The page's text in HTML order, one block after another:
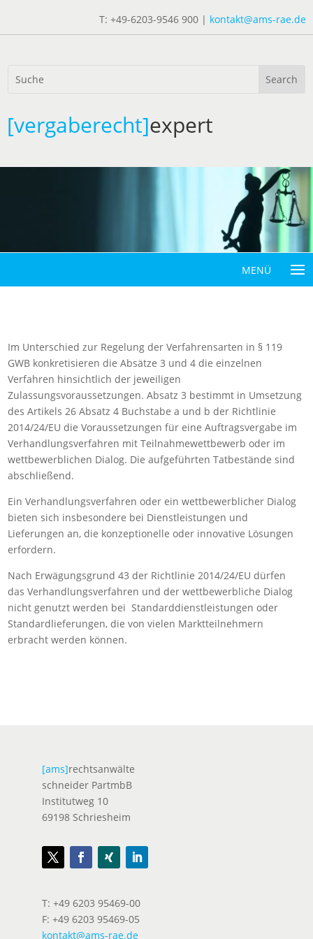
T: +49-6203-9546 900 | kontakt@ams-rae.de
[vergaberecht]expert
Im Unterschied zur Regelung der Verfahrensarten in § 119
GWB konkretisieren die Absätze 3 und 4 die einzelnen
Verfahren hinsichtlich der jeweiligen
Zulassungsvoraussetzungen. Absatz 3 bestimmt in Umsetzung
des Artikels 26 Absatz 4 Buchstabe a und b der Richtlinie
2014/24/EU die Voraussetzungen für eine Auftragsvergabe im
Verhandlungsverfahren mit Teilnahmewettbewerb oder im
wettbewerblichen Dialog. Die aufgeführten Tatbestände sind
abschließend.
Ein Verhandlungsverfahren oder ein wettbewerblicher Dialog
bieten sich insbesondere bei Dienstleistungen und
Lieferungen an, die konzeptionelle oder innovative Lösungen
erfordern.
Nach Erwägungsgrund 43 der Richtlinie 2014/24/EU dürfen
das Verhandlungsverfahren und der wettbewerbliche Dialog
nicht genutzt werden bei Standarddienstleistungen oder
Standardlieferungen, die von vielen Marktteilnehmern
erbracht werden können.
[ams]rechtsanwälte
schneider PartmbB
Institutweg 10
69198 Schriesheim
T: +49 6203 95469-00
F: +49 6203 95469-05
kontakt@ams-rae.de